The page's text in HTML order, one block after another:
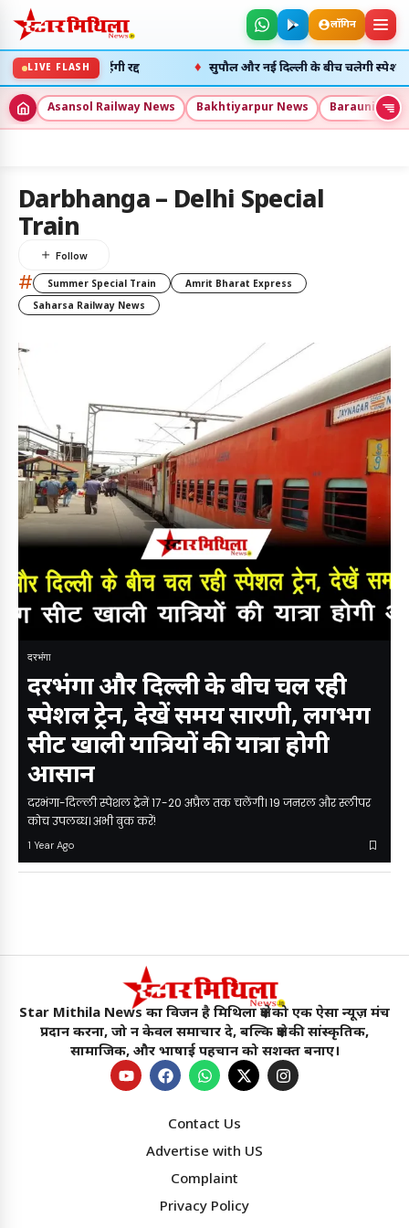
Asansol Railway News Bakhtiyarpur News Barauni News
लॉगिन
LIVE FLASH
पैसेंजर ट्रेनें रहेंगी रद्द सुपौल और नई दिल्ली के बीच चलेगी स्पेशल
अलर्ट्स
8 अग॰ 2026
उदय: --:--
अस्त: --:--
Darbhanga – Delhi Special
Train
# Summer Special Train
Amrit Bharat Express
Saharsa Railway News
दरभंगा
दरभंगा और दिल्ली के बीच चल रही
स्पेशल ट्रेन, देखें समय सारणी, लगभग
सीट खाली यात्रियों की यात्रा होगी
आसान
दरभंगा-दिल्ली स्पेशल ट्रेनें 17-20 अप्रैल तक चलेंगी। 19 जनरल और स्लीपर
कोच उपलब्ध। अभी बुक करें!
1 Year Ago
Star Mithila News का विजन है मिथिला क्षेत्र को एक ऐसा न्यूज़ मंच
प्रदान करना, जो न केवल समाचार दे, बल्कि क्षेत्र की सांस्कृतिक,
सामाजिक, और भाषाई पहचान को सशक्त बनाए।
Contact Us
Advertise with US
Complaint
Privacy Policy